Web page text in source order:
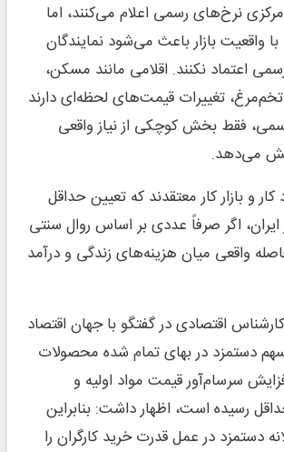
نرخ‌های رسمی اعلام می‌کنند، اما
واقعیت بازار باعث می‌شود نمایندگان
اعتماد نکنند. اقلامی مانند مسکن،
تغییرات قیمت‌های لحظه‌ای دارند
فقط بخش کوچکی از نیاز واقعی
می‌دهد.
و بازار کار معتقدند که تعیین حداقل
ایران، اگر صرفاً عددی بر اساس روال سنتی
واقعی میان هزینه‌های زندگی و درآمد
اقتصادی در گفتگو با جهان اقتصاد
سهم دستمزد در بهای تمام شده محصولات
سرسام‌آور قیمت مواد اولیه و
رسیده است، اظهار داشت: بنابراین
دستمزد در عمل قدرت خرید کارگران را